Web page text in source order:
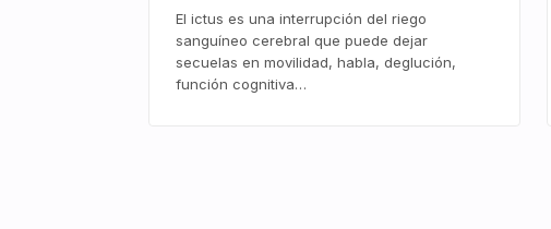
El ictus es una interrupción del riego
sanguíneo cerebral que puede dejar
secuelas en movilidad, habla, deglución,
función cognitiva…